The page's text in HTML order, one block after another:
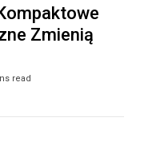
Zmienią
read